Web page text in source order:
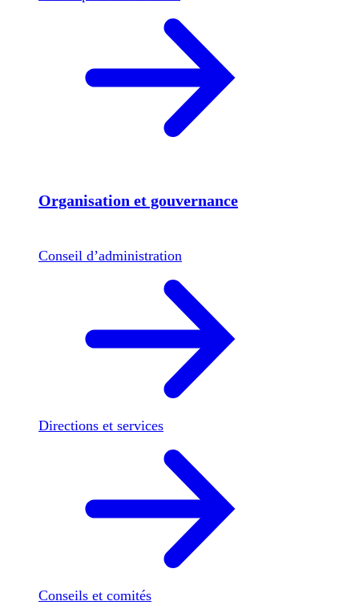
Organisation et gouvernance
Conseil d’administration
Directions et services
Conseils et comités